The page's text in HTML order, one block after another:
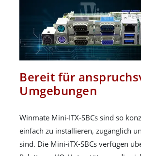
Bereit für
Umgebungen
Winmate Mini-ITX-SBCs sind so
einfach zu installieren, zugänglich
sind. Die Mini-iTX-SBCs verfügen